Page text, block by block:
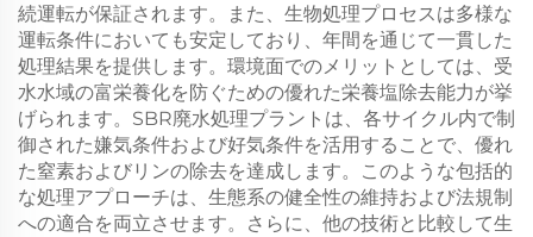
続運転が保証されます。また、生物処理プロセスは多様な
運転条件においても安定しており、年間を通じて一貫した
処理結果を提供します。環境面でのメリットとしては、受
水水域の富栄養化を防ぐための優れた栄養塩除去能力が挙
げられます。SBR廃水処理プラントは、各サイクル内で制
御された嫌気条件および好気条件を活用することで、優れ
た窒素およびリンの除去を達成します。このような包括的
な処理アプローチは、生態系の健全性の維持および法規制
への適合を両立させます。さらに、他の技術と比較して生